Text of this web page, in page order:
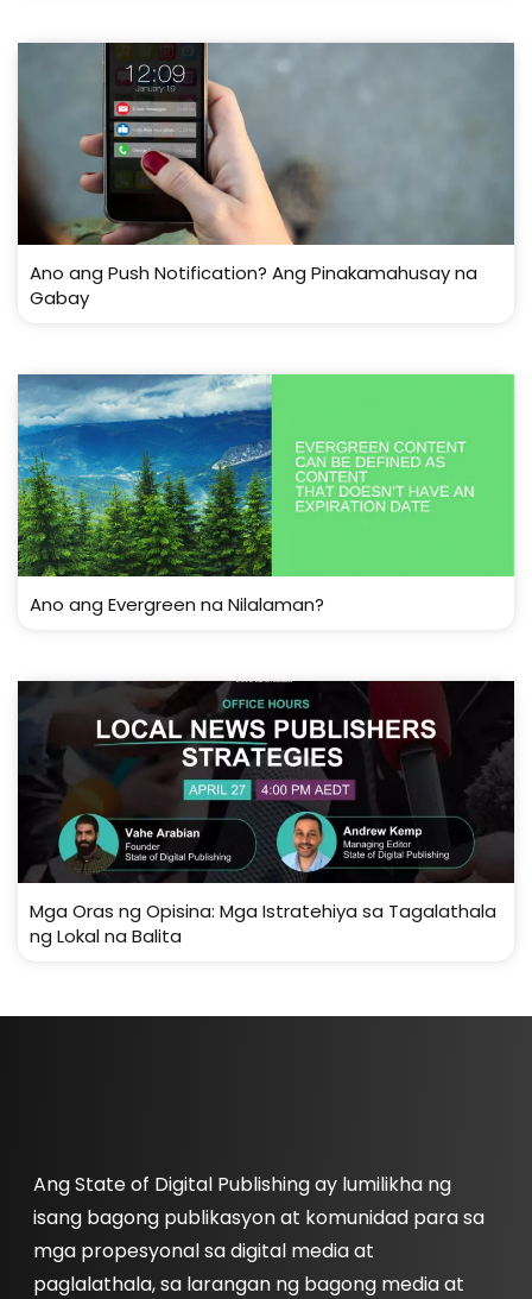
Ano ang Push Notification? Ang Pinakamahusay na
Gabay
Ano ang Evergreen na Nilalaman?
Mga Oras ng Opisina: Mga Istratehiya sa Tagalathala
ng Lokal na Balita
Ang State of Digital Publishing ay lumilikha ng
isang bagong publikasyon at komunidad para sa
mga propesyonal sa digital media at
paglalathala, sa larangan ng bagong media at